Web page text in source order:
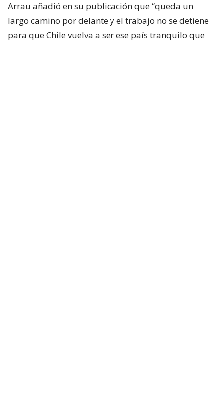
Arrau añadió en su publicación que “queda un
largo camino por delante y el trabajo no se detiene
para que Chile vuelva a ser ese país tranquilo que